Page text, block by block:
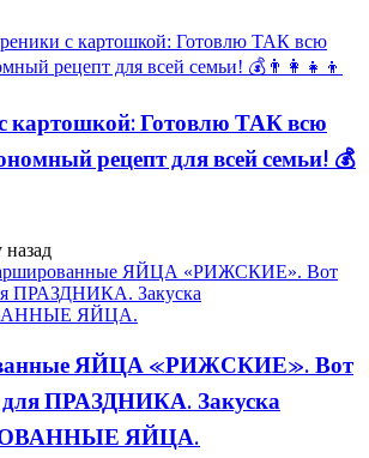
картошкой: Готовлю ТАК всю
рецепт для всей семьи! 💰
назад
ЯЙЦА «РИЖСКИЕ». Вот
ПРАЗДНИКА. Закуска
ЯЙЦА.